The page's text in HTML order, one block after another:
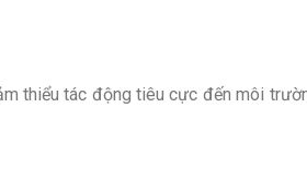
thiểu tác động tiêu cực đến môi